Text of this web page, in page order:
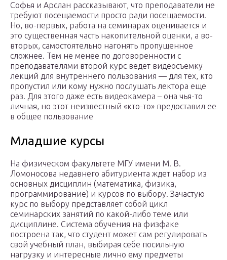
Софья и Арслан рассказывают, что преподаватели не
требуют посещаемости просто ради посещаемости.
Но, во-первых, работа на семинарах оценивается и
это существенная часть накопительной оценки, а во-
вторых, самостоятельно нагонять пропущенное
сложнее. Тем не менее по договоренности с
преподавателями второй курс ведет видеосъемку
лекций для внутреннего пользования — для тех, кто
пропустил или кому нужно послушать лектора еще
раз. Для этого даже есть видеокамера – она чья-то
личная, но этот неизвестный «кто-то» предоставил ее
в общее пользование
Младшие курсы
На физическом факультете МГУ имени М. В.
Ломоносова недавнего абитуриента ждет набор из
основных дисциплин (математика, физика,
программирование) и курсов по выбору. Зачастую
курс по выбору представляет собой цикл
семинарских занятий по какой-либо теме или
дисциплине. Система обучения на физфаке
построена так, что студент может сам регулировать
свой учебный план, выбирая себе посильную
нагрузку и интересные лично ему предметы